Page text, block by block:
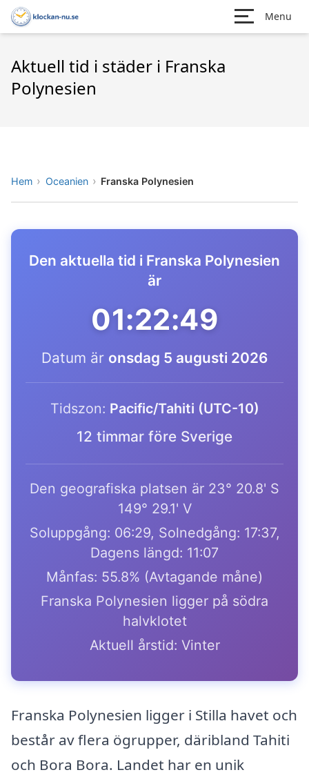
Menu
Aktuell tid i städer i Franska
Polynesien
Hem Oceanien Franska Polynesien
Den aktuella tid i Franska Polynesien
är
01:22:49
Datum är onsdag 5 augusti 2026
Tidszon: Pacific/Tahiti (UTC-10)
12 timmar före Sverige
Den geografiska platsen är 23° 20.8' S
149° 29.1' V
Soluppgång: 06:29, Solnedgång: 17:37,
Dagens längd: 11:07
Månfas: 55.8% (Avtagande måne)
Franska Polynesien ligger på södra
halvklotet
Aktuell årstid: Vinter
Franska Polynesien ligger i Stilla havet och
består av flera ögrupper, däribland Tahiti
och Bora Bora. Landet har en unik